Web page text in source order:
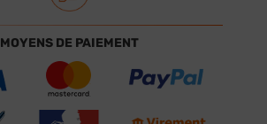
MOYENS DE PAIEMENT